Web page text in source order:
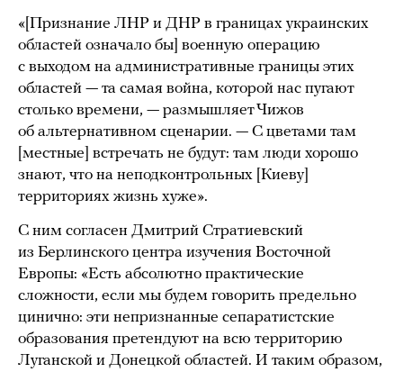
«[Признание ЛНР и ДНР в границах украинских
областей означало бы] военную операцию
с выходом на административные границы этих
областей — та самая война, которой нас пугают
столько времени, — размышляет Чижов
об альтернативном сценарии. — С цветами там
[местные] встречать не будут: там люди хорошо
знают, что на неподконтрольных [Киеву]
территориях жизнь хуже».
С ним согласен Дмитрий Стратиевский
из Берлинского центра изучения Восточной
Европы: «Есть абсолютно практические
сложности, если мы будем говорить предельно
цинично: эти непризнанные сепаратистские
образования претендуют на всю территорию
Луганской и Донецкой областей. И таким образом,